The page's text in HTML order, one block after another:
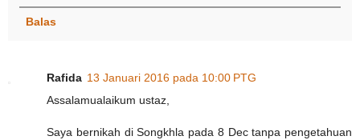
Balas
Rafida 13 Januari 2016 pada 10:00 PTG
Assalamualaikum ustaz,
Saya bernikah di Songkhla pada 8 Dec tanpa pengetahuan